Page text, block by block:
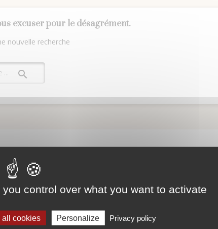
excuser pour le désagrément.
nouvelle recherche

EXPÉDITION EN 24H
control over what you want to activate
all cookies Personalize Privacy policy